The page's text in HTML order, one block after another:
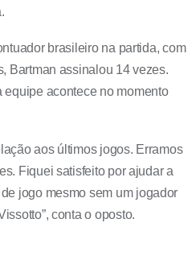
brasileiro na partida, com
Bartman assinalou 14 vezes.
equipe acontece no momento
aos últimos jogos. Erramos
Fiquei satisfeito por ajudar a
jogo mesmo sem um jogador
conta o oposto.